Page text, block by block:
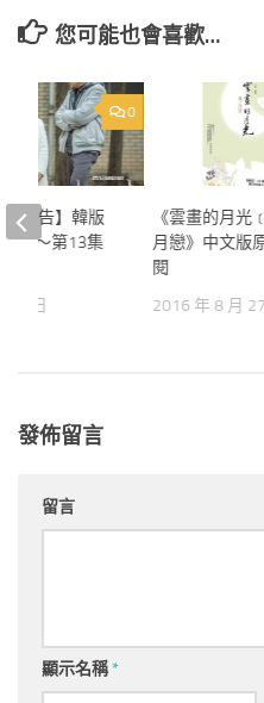
您可能也會喜歡…
《雲畫的月光
月戀》中文版
閱
2016 年 8 月
0
預告】韓版
介紹～第13集
3 日
發佈留言
留言
顯示名稱*